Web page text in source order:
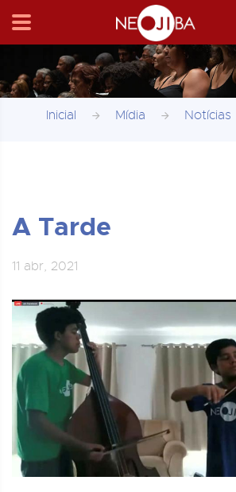
Inicial Mídia Notícias
A Tarde
11 abr, 2021